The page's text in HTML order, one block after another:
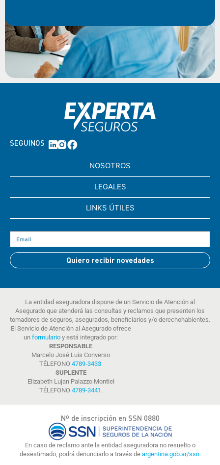
SEGUINOS
NOSOTROS
LEGALES
LINKS ÚTILES
Quiero recibir novedades
La entidad aseguradora dispone de un Servicio de Atención al
Asegurado que atenderá las consultas y reclamos que presenten los
tomadores de seguros, asegurados, beneficiarios y/o derechohabientes.
El Servicio de Atención al Asegurado ofrece
un formulario y está integrado por:
RESPONSABLE
Marcelo José Luis Converso
TÉLEFONO 4789-3433.
SUPLENTE
Elizabeth Lujan Palazzo Montiel
TÉLEFONO 4789-3441 .
Nº de inscripción en SSN 0880
En caso de reclamo ante la entidad aseguradora no resuelto o
desestimado, podrá denunciarlo a través de argentina.gob.ar/ssn.